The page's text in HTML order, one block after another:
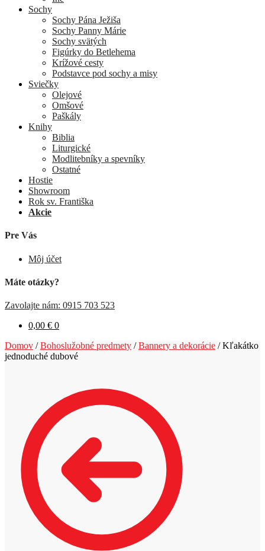
Sochy
Sochy Pána Ježiša
Sochy Panny Márie
Sochy svätých
Figúrky do Betlehema
Krížové cesty
Podstavce pod sochy a misy
Sviečky
Olejové
Omšové
Paškály
Knihy
Biblia
Liturgické
Modlitebníky a spevníky
Ostatné
Hostie
Showroom
Rok sv. Františka
Akcie
Pre Vás
Môj účet
Máte otázky?
Zavolajte nám: 0915 703 523
0,00 € 0
Domov /Bohoslužobné predmety /Bannery a dekorácie /Kľakátko
jednoduché dubové